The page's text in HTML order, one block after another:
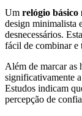
Um relógio básico
design minimalista
desnecessários.
fácil de combinar e
Além de marcar as
significativamente
Estudos indicam
percepção de